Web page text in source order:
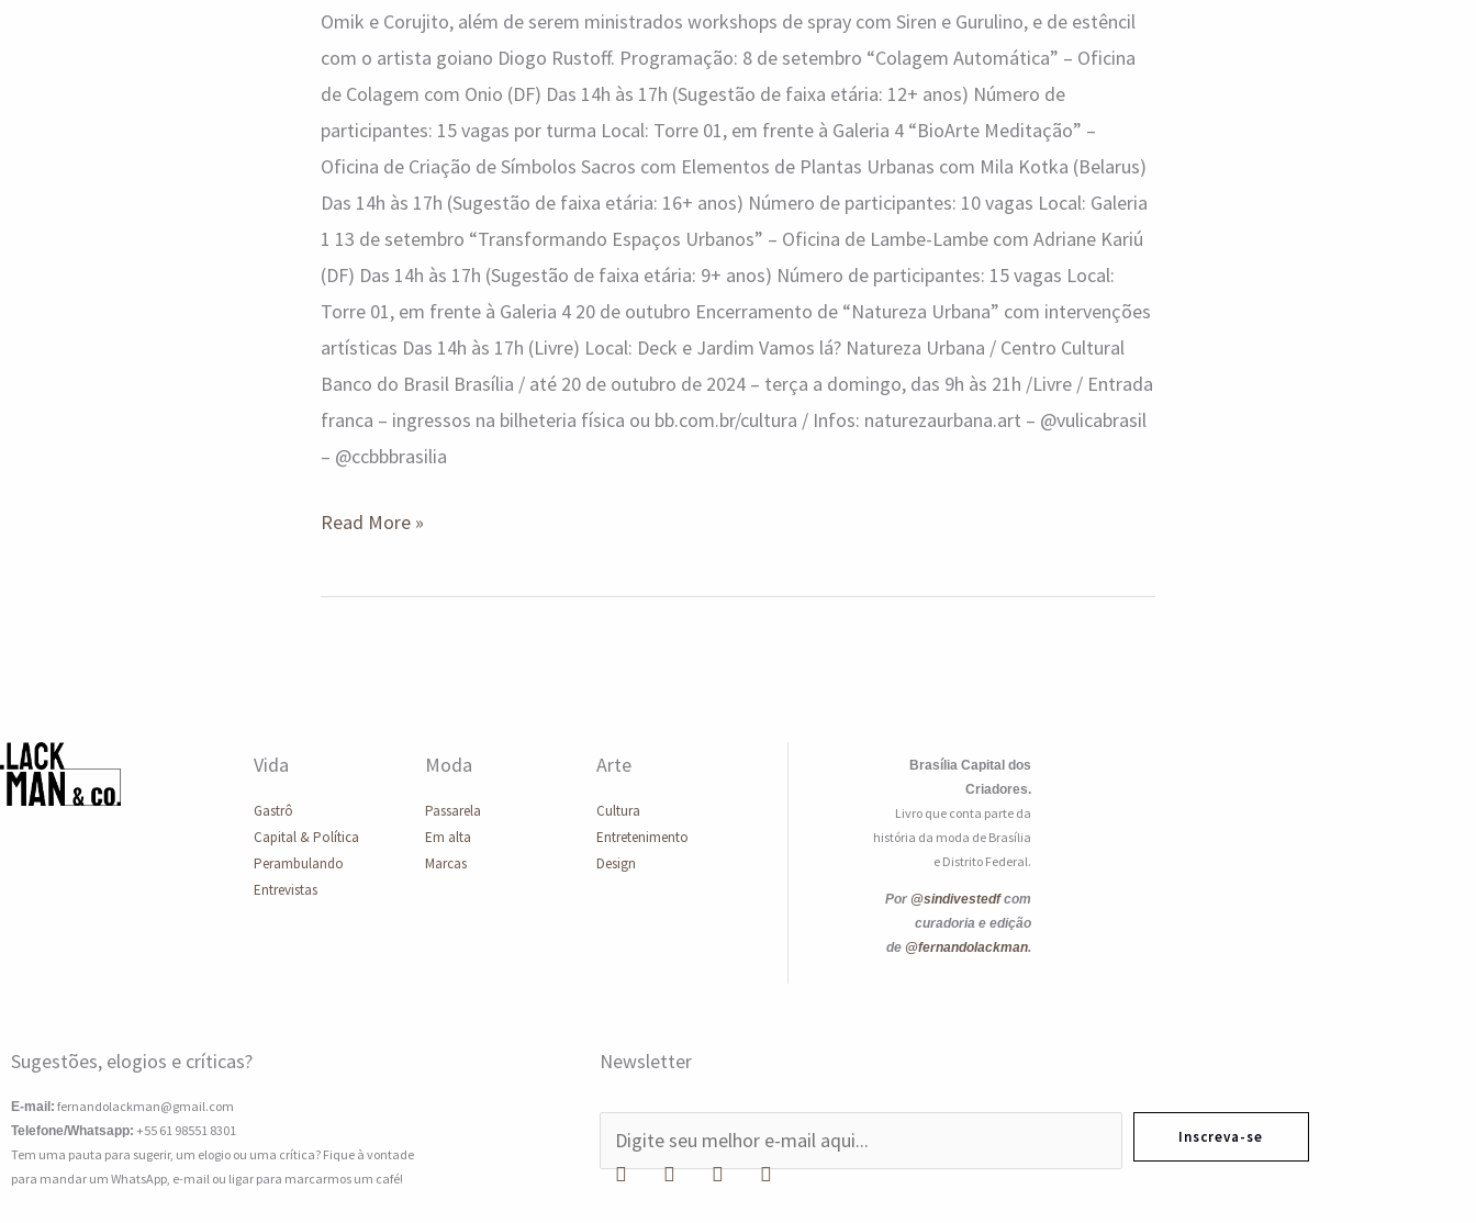
Omik e Corujito, além de serem ministrados workshops de spray com Siren e Gurulino, e de estêncil
com o artista goiano Diogo Rustoff. Programação: 8 de setembro “Colagem Automática” – Oficina
de Colagem com Onio (DF) Das 14h às 17h (Sugestão de faixa etária: 12+ anos) Número de
participantes: 15 vagas por turma Local: Torre 01, em frente à Galeria 4 “BioArte Meditação” –
Oficina de Criação de Símbolos Sacros com Elementos de Plantas Urbanas com Mila Kotka (Belarus)
Das 14h às 17h (Sugestão de faixa etária: 16+ anos) Número de participantes: 10 vagas Local: Galeria
1 13 de setembro “Transformando Espaços Urbanos” – Oficina de Lambe-Lambe com Adriane Kariú
(DF) Das 14h às 17h (Sugestão de faixa etária: 9+ anos) Número de participantes: 15 vagas Local:
Torre 01, em frente à Galeria 4 20 de outubro Encerramento de “Natureza Urbana” com intervenções
artísticas Das 14h às 17h (Livre) Local: Deck e Jardim Vamos lá? Natureza Urbana / Centro Cultural
Banco do Brasil Brasília / até 20 de outubro de 2024 – terça a domingo, das 9h às 21h /Livre / Entrada
franca – ingressos na bilheteria física ou bb.com.br/cultura / Infos: naturezaurbana.art – @vulicabrasil
– @ccbbbrasilia
Read More »
Vida
Gastrô
Capital & Política
Perambulando
Entrevistas
Moda
Passarela
Em alta
Marcas
Arte
Cultura
Entretenimento
Design
Brasília Capital dos
Criadores.
Livro que conta parte da
história da moda de Brasília
e Distrito Federal.
Por @sindivestedfcom
curadoria e edição
de @fernandolackman.
Sugestões, elogios e críticas?
E-mail: fernandolackman@gmail.com
Telefone/Whatsapp: +55 61 98551 8301
Tem uma pauta para sugerir, um elogio ou uma crítica? Fique à vontade
para mandar um WhatsApp, e-mail ou ligar para marcarmos um café!
Newsletter
-
Inscreva-se